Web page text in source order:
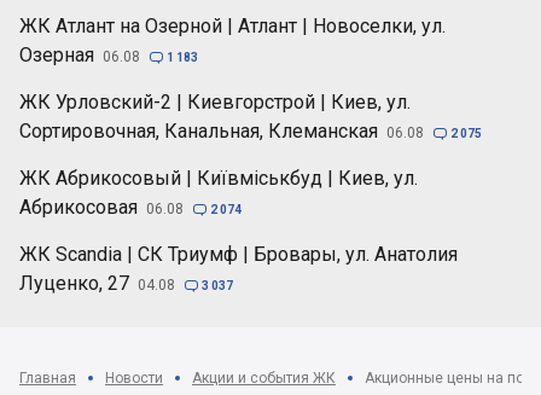
ЖК Атлант на Озерной | Атлант | Новоселки, ул.
Озерная 06.08  1 183
ЖК Урловский-2 | Киевгорстрой | Киев, ул.
Сортировочная, Канальная, Клеманская 06.08  2 075
ЖК Абрикосовый | Київміськбуд | Киев, ул.
Абрикосовая 06.08  2 074
ЖК Scandia | СК Триумф | Бровары, ул. Анатолия
Луценко, 27 04.08  3 037
Главная Новости Акции и события ЖК Акционные цены на